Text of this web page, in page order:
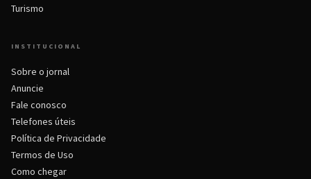
Turismo
INSTITUCIONAL
Sobre o jornal
Anuncie
Fale conosco
Telefones úteis
Política de Privacidade
Termos de Uso
Como chegar